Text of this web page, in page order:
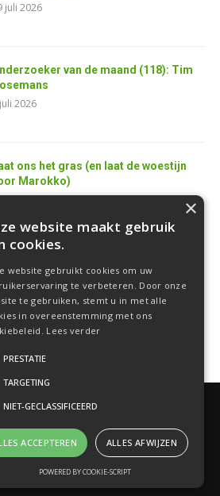
juli 2026
van de maand (118): Tim
2026
ons het gras (en laat de woestijn
Marokko)
juni 2026
juni 2026
- Elfde-liniestraat 24 Gebouw A , 3500 Hasselt -
×
website maakt gebruik
cookies.
website gebruikt cookies om uw
te verbeteren. Door onze
te gebruiken, stemt u in met alle
in overeenstemming met ons
Lees verder
PRESTATIE
TARGETING
NIET-GECLASSIFICEERD
ACCEPTEREN ALLES AFWIJZEN
POWERED BY COOKIE-SCRIPT